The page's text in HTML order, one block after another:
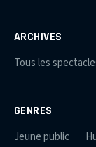
ARCHIVES
Tous les
GENRES
Jeune public